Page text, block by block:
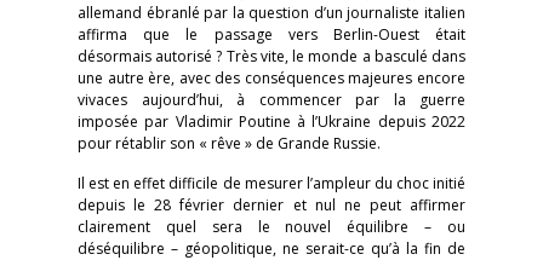
allemand ébranlé par la question d’un journaliste italien
affirma que le passage vers Berlin-Ouest était
désormais autorisé ? Très vite, le monde a basculé dans
une autre ère, avec des conséquences majeures encore
vivaces aujourd’hui, à commencer par la guerre
imposée par Vladimir Poutine à l’Ukraine depuis 2022
pour rétablir son « rêve » de Grande Russie.
Il est en effet difficile de mesurer l’ampleur du choc initié
depuis le 28 février dernier et nul ne peut affirmer
clairement quel sera le nouvel équilibre – ou
déséquilibre – géopolitique, ne serait-ce qu’à la fin de